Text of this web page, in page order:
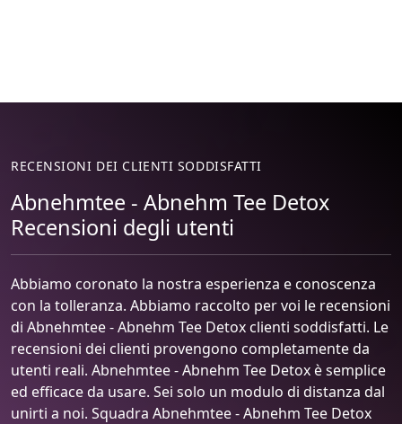
RECENSIONI DEI CLIENTI SODDISFATTI
Abnehmtee - Abnehm Tee Detox
Recensioni degli utenti
Abbiamo coronato la nostra esperienza e conoscenza
con la tolleranza. Abbiamo raccolto per voi le recensioni
di Abnehmtee - Abnehm Tee Detox clienti soddisfatti. Le
recensioni dei clienti provengono completamente da
utenti reali. Abnehmtee - Abnehm Tee Detox è semplice
ed efficace da usare. Sei solo un modulo di distanza dal
unirti a noi. Squadra Abnehmtee - Abnehm Tee Detox